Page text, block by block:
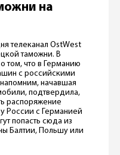
на
телеканал OstWest
таможни. В
том, что в Германию
с российскими
начавшая
подтвердила,
распоряжение
России с Германией
попасть сюда из
Балтии, Польшу или